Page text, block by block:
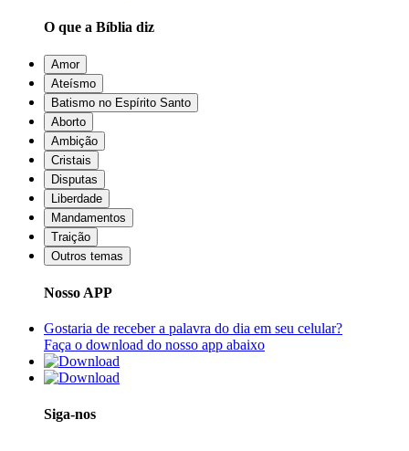
O que a Bíblia diz
Amor
Ateísmo
Batismo no Espírito Santo
Aborto
Ambição
Cristais
Disputas
Liberdade
Mandamentos
Traição
Outros temas
Nosso APP
Gostaria de receber a palavra do dia em seu celular?
Faça o download do nosso app abaixo
Siga-nos